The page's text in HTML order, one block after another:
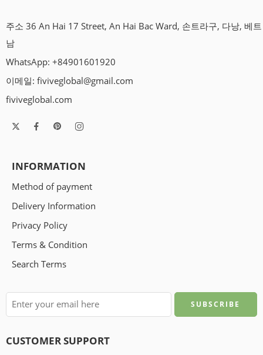
주소 36 An Hai 17 Street, An Hai Bac Ward, 손트라구, 다낭, 베트
남
WhatsApp: +84901601920
이메일: fiviveglobal@gmail.com
fiviveglobal.com
INFORMATION
Method of payment
Delivery Information
Privacy Policy
Terms & Condition
Search Terms
CUSTOMER SUPPORT